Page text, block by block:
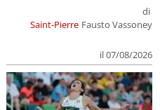
Saint-Pierre
di
Fausto Vassoney
il 07/08/2026